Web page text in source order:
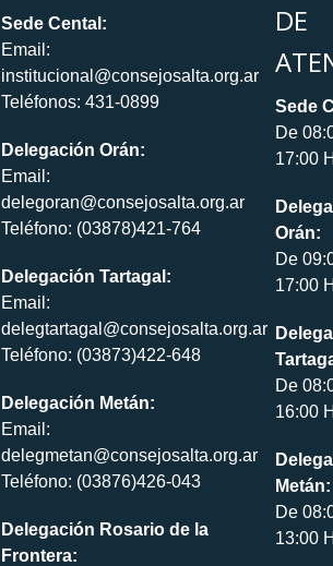
Sede Cental:
Email:
institucional@consejosalta.org.ar
Teléfonos: 431-0899
Delegación Orán:
Email:
delegoran@consejosalta.org.ar
Teléfono: (03878)421-764
Delegación Tartagal:
Email:
delegtartagal@consejosalta.org.ar
Teléfono: (03873)422-648
Delegación Metán:
Email:
delegmetan@consejosalta.org.ar
Teléfono: (03876)426-043
Delegación Rosario de la
Frontera:
DE
Sede
De
17:00
Orán:
De
17:00
De
16:00
Metán:
De
13:00